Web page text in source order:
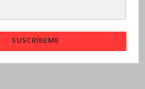
SUSCRÍBEME